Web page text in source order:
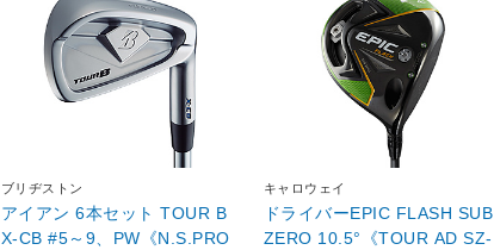
ブリヂストン
アイアン 6本セット TOUR B
X-CB #5～9、PW《N.S.PRO
キャロウェイ
ドライバーEPIC FLASH SUB
ZERO 10.5°《TOUR AD SZ-